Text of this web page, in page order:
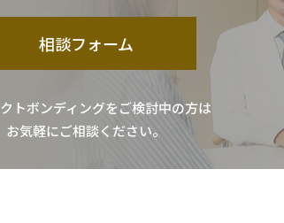
相談フォーム
トボンディングをご検討中の方は
お気軽にご相談ください。